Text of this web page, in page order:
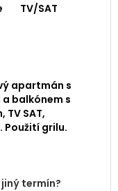
TV/SAT
apartmán s
balkónem s
SAT,
Použití grilu.
termín?